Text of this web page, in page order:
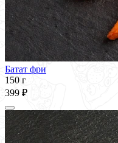
Батат фри
150 г
399 ₽